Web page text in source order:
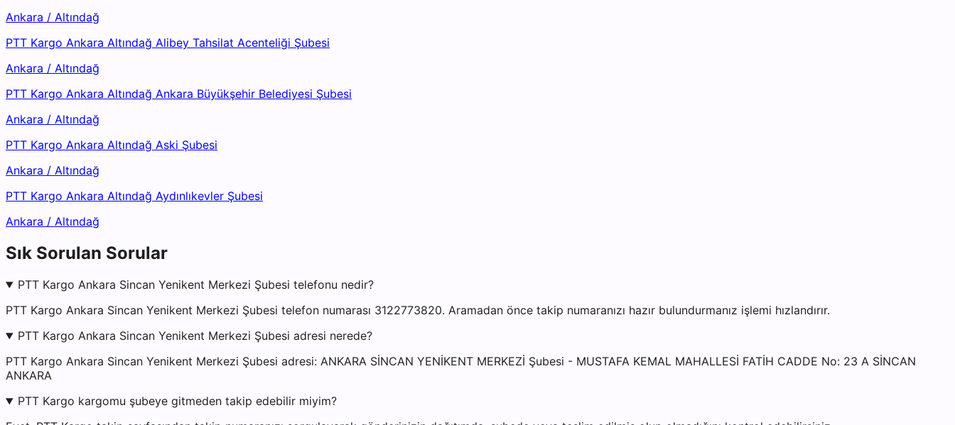
Ankara / Altındağ
PTT Kargo Ankara Altındağ Alibey Tahsilat Acenteliği Şubesi
Ankara / Altındağ
PTT Kargo Ankara Altındağ Ankara Büyükşehir Belediyesi Şubesi
Ankara / Altındağ
PTT Kargo Ankara Altındağ Aski Şubesi
Ankara / Altındağ
PTT Kargo Ankara Altındağ Aydınlıkevler Şubesi
Ankara / Altındağ
Sık Sorulan Sorular
PTT Kargo Ankara Sincan Yenikent Merkezi Şubesi telefonu nedir?
PTT Kargo Ankara Sincan Yenikent Merkezi Şubesi telefon numarası 3122773820. Aramadan önce takip numaranızı hazır bulundurmanız işlemi hızlandırır.
PTT Kargo Ankara Sincan Yenikent Merkezi Şubesi adresi nerede?
PTT Kargo Ankara Sincan Yenikent Merkezi Şubesi adresi: ANKARA SİNCAN YENİKENT MERKEZİ Şubesi - MUSTAFA KEMAL MAHALLESİ FATİH CADDE No: 23 A SİNCAN
ANKARA
PTT Kargo kargomu şubeye gitmeden takip edebilir miyim?